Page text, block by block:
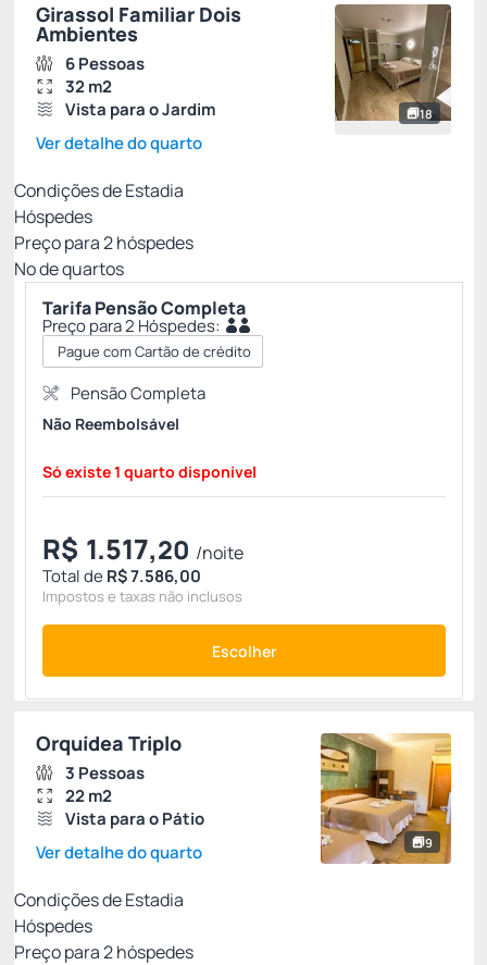
18
Girassol Familiar Dois
Ambientes
6 Pessoas
32 m2
Vista para o Jardim
Ver detalhe do quarto
Condições de Estadia
Hóspedes
Preço para2hóspedes
Nº de quartos
Tarifa Pensão Completa
Preço para 2 Hóspedes:
Pague com Cartão de crédito
Pensão Completa
Não Reembolsável
Só existe 1 quarto disponível
R$ 1.517,20 /noite
Total deR$ 7.586,00
Impostos e taxas não inclusos
Escolher
9
Orquídea Triplo
3 Pessoas
22 m2
Vista para o Pátio
Ver detalhe do quarto
Condições de Estadia
Hóspedes
Preço para2hóspedes